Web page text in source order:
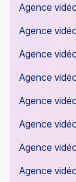
Agence
Agence
Agence
Agence
Agence
Agence
Agence
Agence